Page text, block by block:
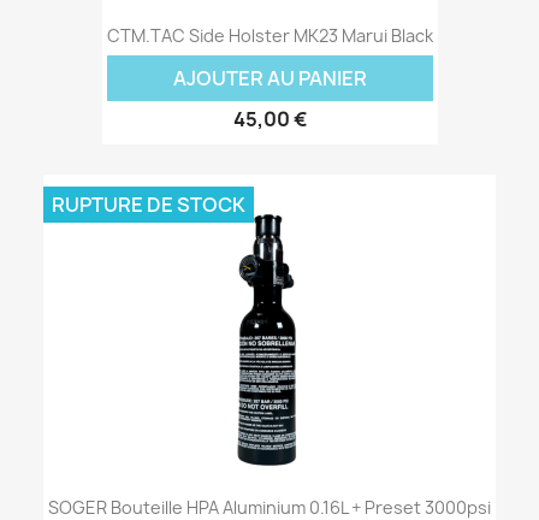
CTM.TAC Side Holster MK23 Marui Black
AJOUTER AU PANIER
45,00 €
SOGER Bouteille HPA Aluminium 0.16L + Preset 3000psi
RUPTURE DE STOCK